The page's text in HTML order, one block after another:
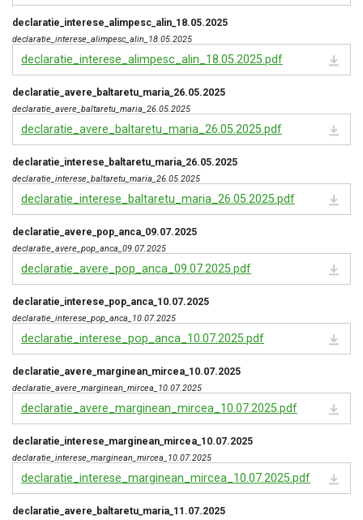
declaratie_interese_alimpesc_alin_18.05.2025
declaratie_interese_alimpesc_alin_18.05.2025
declaratie_interese_alimpesc_alin_18.05.2025.pdf
declaratie_avere_baltaretu_maria_26.05.2025
declaratie_avere_baltaretu_maria_26.05.2025
declaratie_avere_baltaretu_maria_26.05.2025.pdf
declaratie_interese_baltaretu_maria_26.05.2025
declaratie_interese_baltaretu_maria_26.05.2025
declaratie_interese_baltaretu_maria_26.05.2025.pdf
declaratie_avere_pop_anca_09.07.2025
declaratie_avere_pop_anca_09.07.2025
declaratie_avere_pop_anca_09.07.2025.pdf
declaratie_interese_pop_anca_10.07.2025
declaratie_interese_pop_anca_10.07.2025
declaratie_interese_pop_anca_10.07.2025.pdf
declaratie_avere_marginean_mircea_10.07.2025
declaratie_avere_marginean_mircea_10.07.2025
declaratie_avere_marginean_mircea_10.07.2025.pdf
declaratie_interese_marginean_mircea_10.07.2025
declaratie_interese_marginean_mircea_10.07.2025
declaratie_interese_marginean_mircea_10.07.2025.pdf
declaratie_avere_baltaretu_maria_11.07.2025